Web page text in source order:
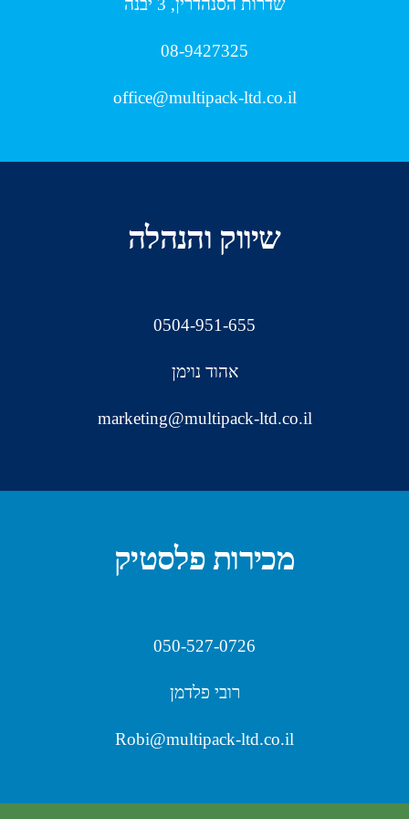
שדרות הסנהדרין, 3 יבנה
08-9427325
office@multipack-ltd.co.il
שיווק והנהלה
0504-951-655
אהוד נוימן
marketing@multipack-ltd.co.il
מכירות פלסטיק
050-527-0726
רובי פלדמן
Robi@multipack-ltd.co.il